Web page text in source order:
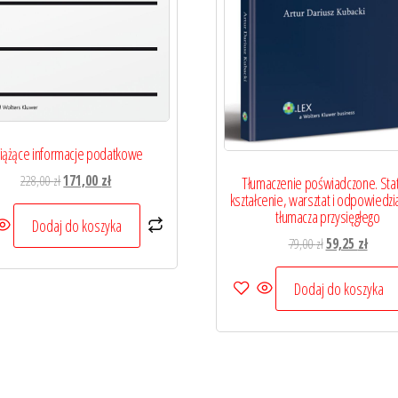
informacje podatkowe
228,00złPierwotna
cena
wynosiła:
228,00 zł.
171,00 złAktualna
cena
wynosi:
171,00 zł.
Dodaj do koszyka
Tłumaczenie poświadczone.
kształcenie, warsztat i
tłumacza przysięgłego
79,00złPierwotna
cena
wynosiła:
79,00 zł.
59,25 złAktualna
cena
wynosi:
59,25
Dodaj do koszyka